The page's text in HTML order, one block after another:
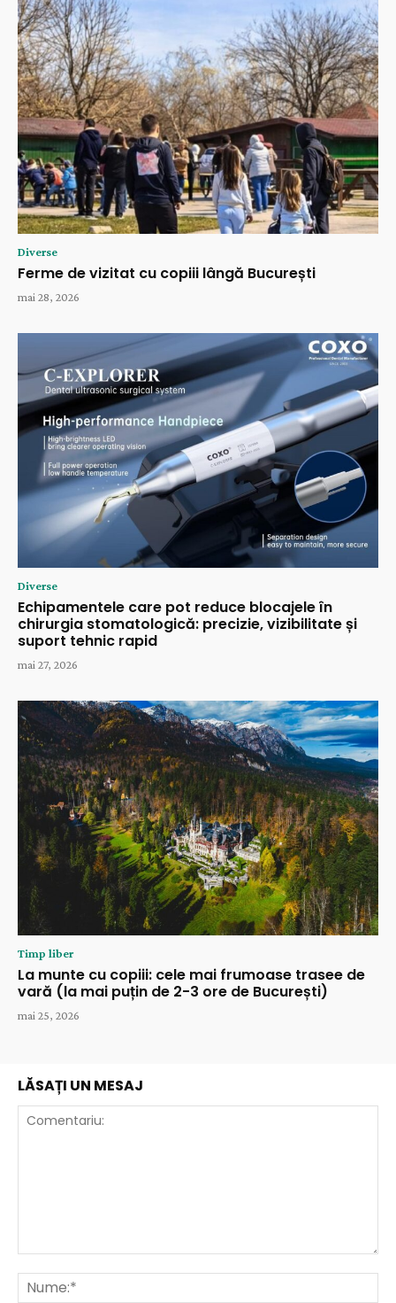
Diverse
Ferme de vizitat cu copiii lângă București
mai 28, 2026
Diverse
Echipamentele care pot reduce blocajele în
chirurgia stomatologică: precizie, vizibilitate și
suport tehnic rapid
mai 27, 2026
Timp liber
La munte cu copiii: cele mai frumoase trasee de
vară (la mai puțin de 2-3 ore de București)
mai 25, 2026
LĂSAȚI UN MESAJ